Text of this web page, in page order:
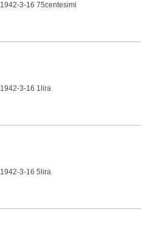
1942-3-16 75centesimi
1942-3-16 1lira
1942-3-16 5lira